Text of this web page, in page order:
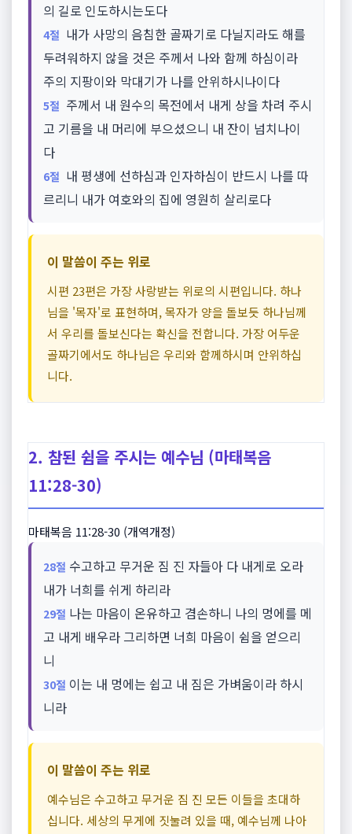
의 길로 인도하시는도다
4절 내가 사망의 음침한 골짜기로 다닐지라도 해를
두려워하지 않을 것은 주께서 나와 함께 하심이라
주의 지팡이와 막대기가 나를 안위하시나이다
5절 주께서 내 원수의 목전에서 내게 상을 차려 주시
고 기름을 내 머리에 부으셨으니 내 잔이 넘치나이
다
6절 내 평생에 선하심과 인자하심이 반드시 나를 따
르리니 내가 여호와의 집에 영원히 살리로다
이 말씀이 주는 위로
시편 23편은 가장 사랑받는 위로의 시편입니다. 하나
님을 '목자'로 표현하며, 목자가 양을 돌보듯 하나님께
서 우리를 돌보신다는 확신을 전합니다. 가장 어두운
골짜기에서도 하나님은 우리와 함께하시며 안위하십
니다.
2. 참된 쉼을 주시는 예수님 (마태복음
11:28-30)
마태복음 11:28-30 (개역개정)
28절 수고하고 무거운 짐 진 자들아 다 내게로 오라
내가 너희를 쉬게 하리라
29절 나는 마음이 온유하고 겸손하니 나의 멍에를 메
고 내게 배우라 그리하면 너희 마음이 쉼을 얻으리
니
30절 이는 내 멍에는 쉽고 내 짐은 가벼움이라 하시
니라
이 말씀이 주는 위로
예수님은 수고하고 무거운 짐 진 모든 이들을 초대하
십니다. 세상의 무게에 짓눌려 있을 때, 예수님께 나아